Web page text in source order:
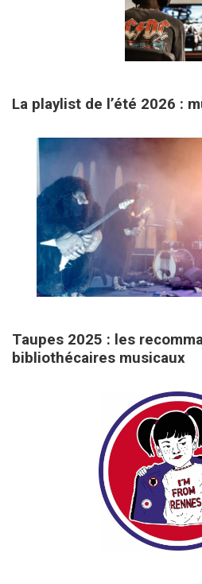
La playlist de l’été 2026 :
Taupes 2025 : les
bibliothécaires musicaux